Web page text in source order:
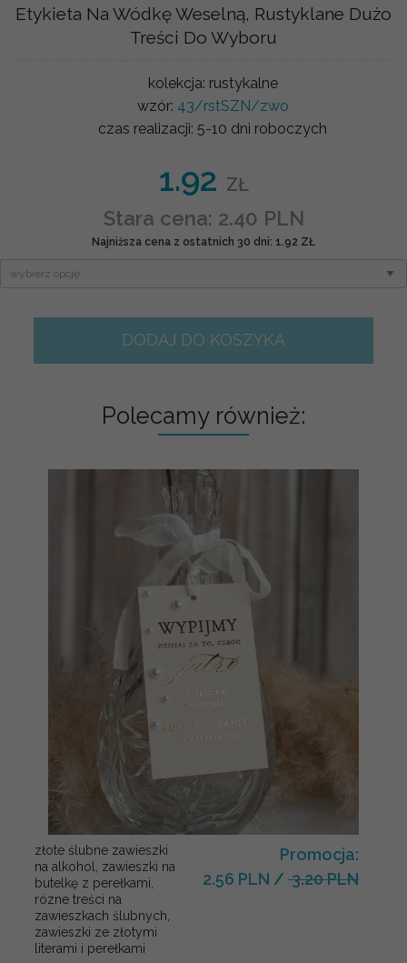
Etykieta Na Wódkę Weselną, Rustyklane Dużo
Treści Do Wyboru
kolekcja: rustykalne
wzór: 43/rstSZN/zwo
czas realizacji: 5-10 dni roboczych
1.92 ZŁ
Stara cena: 2.40 PLN
Najniższa cena z ostatnich 30 dni: 1.92 ZŁ
DODAJ DO KOSZYKA
Polecamy również:
złote ślubne zawieszki
na alkohol, zawieszki na
butelkę z perełkami,
rózne treści na
zawieszkach ślubnych,
zawieszki ze złotymi
literami i perełkami
Promocja:
2.56 PLN / 3.20 PLN